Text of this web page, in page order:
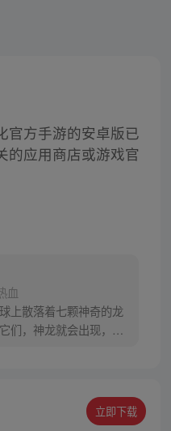
官方手游的安卓版已
的应用商店或游戏官
血
上散落着七颗神奇的龙
们，神龙就会出现，并
立即下载